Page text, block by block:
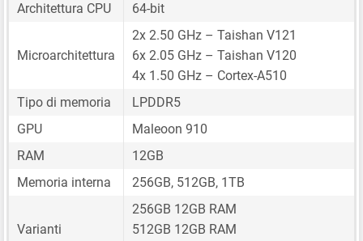
Architettura CPU 64-bit
Microarchitettura
2x 2.50 GHz – Taishan V121
6x 2.05 GHz – Taishan V120
4x 1.50 GHz – Cortex-A510
Tipo di memoria
LPDDR5
GPU
Maleoon 910
RAM
12GB
Memoria interna
256GB, 512GB, 1TB
Varianti
256GB 12GB RAM
512GB 12GB RAM